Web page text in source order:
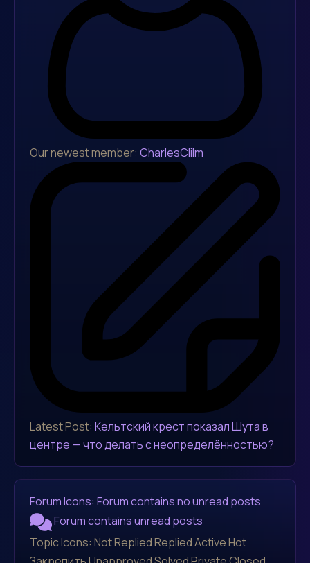
Our newest member: CharlesClilm
Latest Post: Кельтский крест показал Шута в
центре — что делать с неопределённостью?
Forum Icons: Forum contains no unread posts
Forum contains unread posts
Topic Icons: Not RepliedRepliedActiveHot